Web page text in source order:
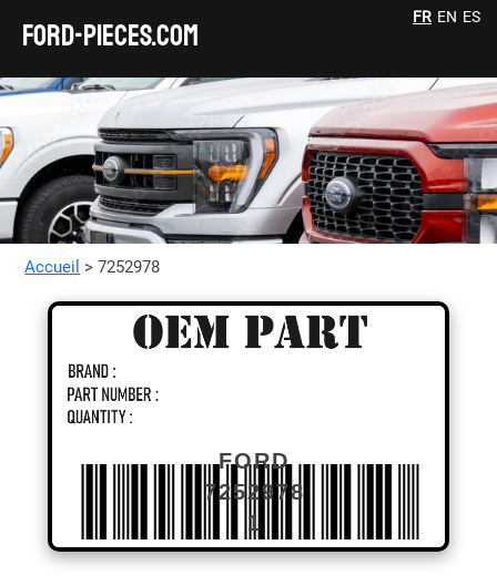
FORD-pieces.com
FR EN ES
Accueil > 7252978
FORD
7252978
1